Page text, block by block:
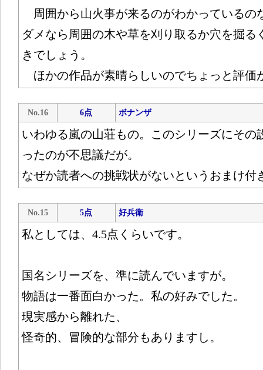
周囲から山火事が来るのがわかっているの
ダメなら周囲の木や草を刈り取るか穴を掘る
きでしょう。
ほかの作品が素晴らしいのでちょっと評価
No.16 6点 ボナンザ
いわゆる嵐の山荘もの。このシリーズにその
ったのが不思議だが。
なぜか読者への挑戦状がないというおまけ付
No.15 5点 好兵衛
私としては、4.5点くらいです。
国名シリーズを、準に読んでいますが。
物語は一番面白かった。私の好みでした。
現実感から離れた、
怪奇的、冒険的な部分もありますし。